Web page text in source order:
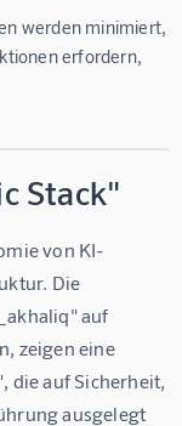
werden minimiert,
erfordern,
Stack"
von KI-
Die
auf
zeigen eine
die auf Sicherheit,
ausgelegt